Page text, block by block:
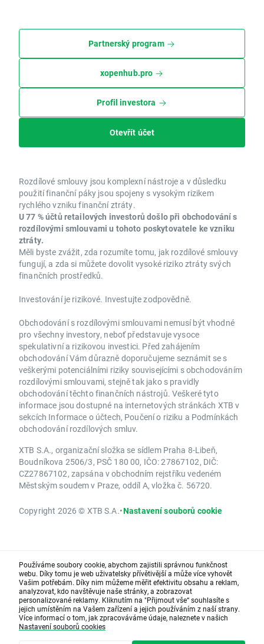
Partnerský program
xopenhub.pro
Profil investora
Otevřít účet
Rozdílové smlouvy jsou komplexní nástroje a v důsledku
použití finanční páky jsou spojeny s vysokým rizikem
rychlého vzniku finanční ztráty.
U 77 % účtů retailových investorů došlo při obchodování s
rozdílovými smlouvami u tohoto poskytovatele ke vzniku
ztráty.
Měli byste zvážit, zda rozumíte tomu, jak rozdílové smlouvy
fungují, a zda si můžete dovolit vysoké riziko ztráty svých
finančních prostředků.
Investování je rizikové. Investujte zodpovědně.
Obchodování s rozdílovými smlouvami nemusí být vhodné
pro všechny investory, neboť představuje vysoce
spekulativní a rizikovou investici. Před zahájením
obchodování Vám důrazně doporučujeme seznámit se s
veškerými potenciálními riziky souvisejícími s obchodováním
rozdílovými smlouvami, stejně tak jako s pravidly
obchodování těchto finančních nástrojů. Veškeré tyto
informace jsou dostupné na internetových stránkách XTB v
sekcích Informace o účtech, Poučení o riziku a Podmínkách
obchodování rozdílových smluv.
XTB S.A., organizační složka se sídlem Praha 8-Libeň,
Boudníkova 2506/3, PSČ 180 00, IČO: 27867102, DIČ:
CZ27867102, zapsána v obchodním rejstříku vedeném
Městským soudem v Praze, oddíl A, vložka č. 56720.
Copyright 2026 © XTB S.A.•Nastavení souborů cookie
Používáme soubory cookie, abychom zajistili správnou funkčnost
webu. Díky tomu je web uživatelsky přívětivější a může více vyhovět
Vašim potřebám. Díky nim můžeme měřit efektivitu obsahu a reklam,
analyzovat, kdo navštěvuje naše stránky, a zobrazovat
personalizované reklamy. Kliknutím na "Přijmout vše“ souhlasíte s
jejich umístěním na Vašem zařízení a jejich používáním z naší strany.
Více informací o tom, jak zpracováváme údaje, naleznete v našich
Nastavení souborů cookies